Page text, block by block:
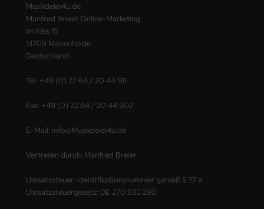
Musikdeko4u.de
Manfred Breier Online-Marketing
Im Kiss 15
51709 Marienheide
Deutschland
Tel: +49 (0) 22 64 / 20 44 911
Fax: +49 (0) 22 64 / 20 44 902
E-Mail: info@Musikdeko4u.de
Vertreten durch: Manfred Breier
Umsatzsteuer-Identifikationsnummer gemäß § 27 a
Umsatzsteuergesetz: DE 270 932 290